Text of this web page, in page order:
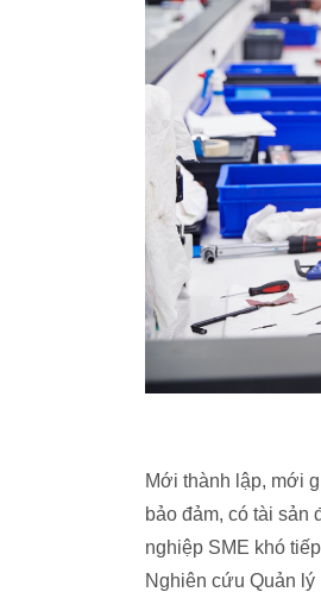
Mới thành lập, mới
bảo đảm, có tài
nghiệp SME khó
Nghiên cứu Quản